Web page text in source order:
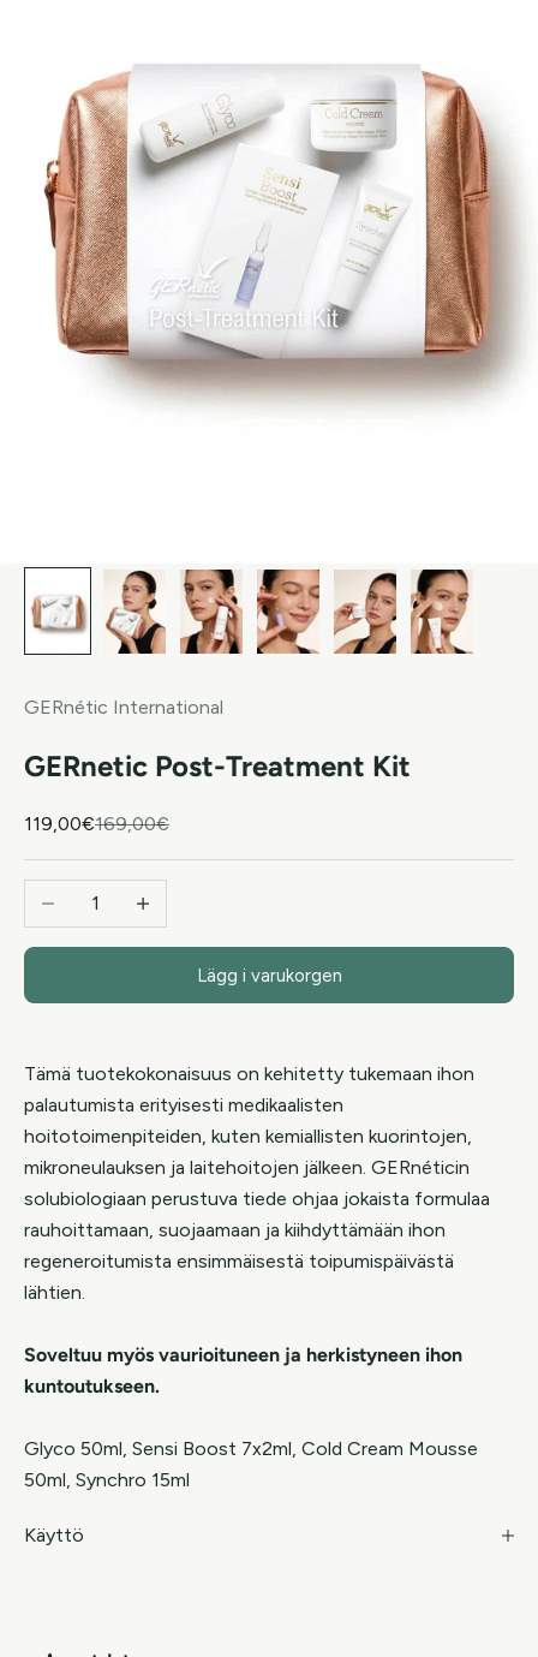
GERnétic International
GERnetic Post-Treatment Kit
REA-pris
119,00€Pris
169,00€
Minska antal Öka antal
Lägg i varukorgen
Tämä tuotekokonaisuus on kehitetty tukemaan ihon
palautumista erityisesti medikaalisten
hoitotoimenpiteiden, kuten kemiallisten kuorintojen,
mikroneulauksen ja laitehoitojen jälkeen. GERnéticin
solubiologiaan perustuva tiede ohjaa jokaista formulaa
rauhoittamaan, suojaamaan ja kiihdyttämään ihon
regeneroitumista ensimmäisestä toipumispäivästä
lähtien.
Soveltuu myös vaurioituneen ja herkistyneen ihon
kuntoutukseen.
Glyco 50ml, Sensi Boost 7x2ml, Cold Cream Mousse
50ml, Synchro 15ml
Käyttö